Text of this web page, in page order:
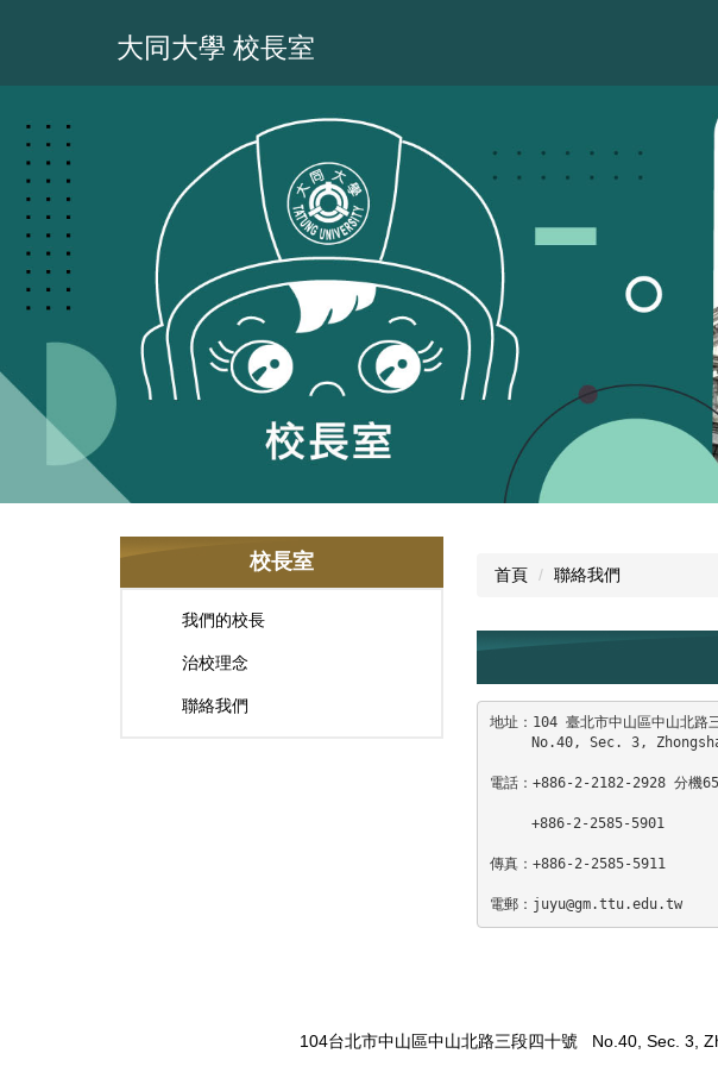
容
區
大同大學 校長室
校長室
我們的校長
治校理念
聯絡我們
首頁 聯絡我們
地址：104 臺北市中山區中山北路
No.40, Sec. 3,
電話：+886-2-2182-2928 分機
     +886-2-2585-5901
傳真：+886-2-2585-5911
電郵：juyu@gm.ttu.edu.tw
104台北市中山區中山北路三段四十號 No.40, Sec. 3,